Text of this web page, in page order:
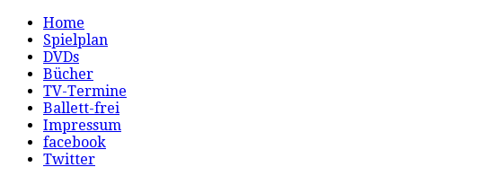
Home
Spielplan
DVDs
Bücher
TV-Termine
Ballett-frei
Impressum
facebook
Twitter